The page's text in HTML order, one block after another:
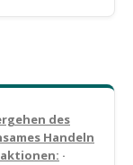
des
Handeln
·